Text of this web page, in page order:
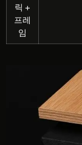
릭 +
프레
임